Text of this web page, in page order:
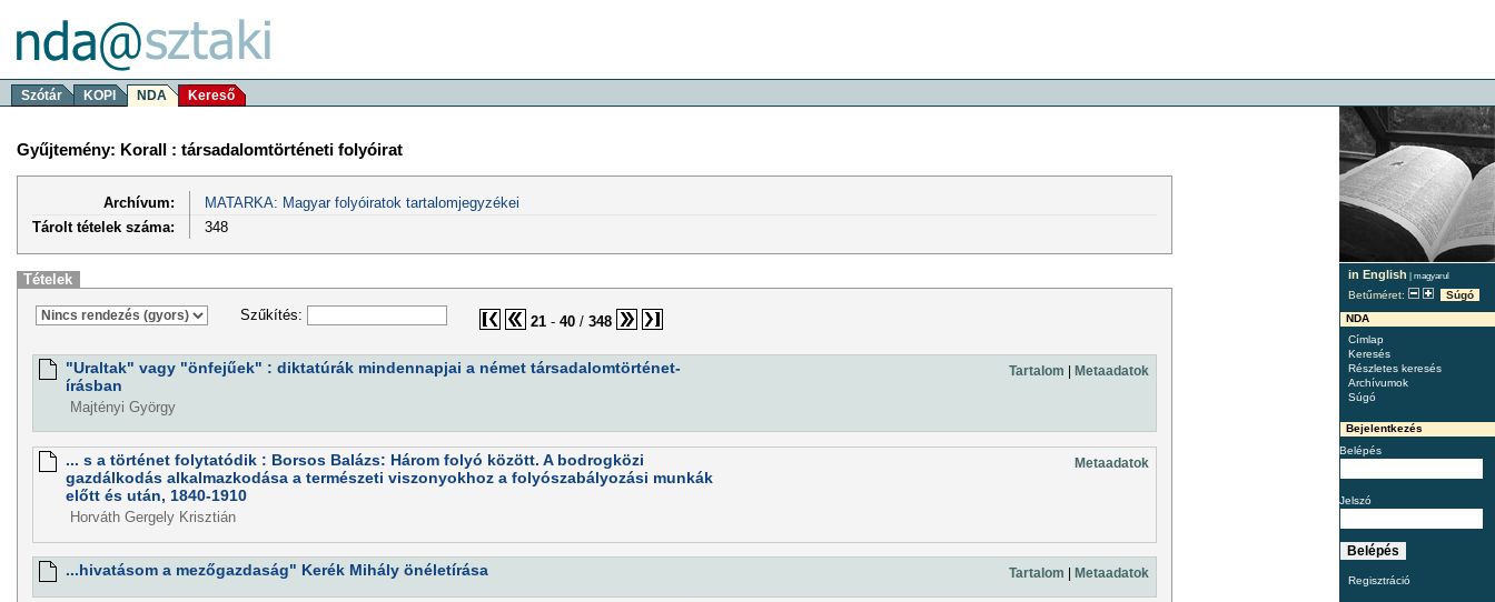
Szótár KOPI NDA Kereső
in English | magyarul
Betűméret:
Súgó
NDA
Címlap
Keresés
Részletes keresés
Archívumok
Súgó
Bejelentkezés
Belépés
Jelszó
Regisztráció
Gyűjtemény: Korall : társadalomtörténeti folyóirat
Archívum:
MATARKA: Magyar folyóiratok tartalomjegyzékei
Tárolt tételek száma:
348
Tételek
Szűkítés: 21- 40/ 348
"Uraltak" vagy "önfejűek" : diktatúrák mindennapjai a német társadalomtörténet-
írásban
Tartalom | Metaadatok
Majtényi György
... s a történet folytatódik : Borsos Balázs: Három folyó között. A bodrogközi
gazdálkodás alkalmazkodása a természeti viszonyokhoz a folyószabályozási munkák
előtt és után, 1840-1910
Metaadatok
Horváth Gergely Krisztián
...hivatásom a mezőgazdaság" Kerék Mihály önéletírása Tartalom Metaadatok